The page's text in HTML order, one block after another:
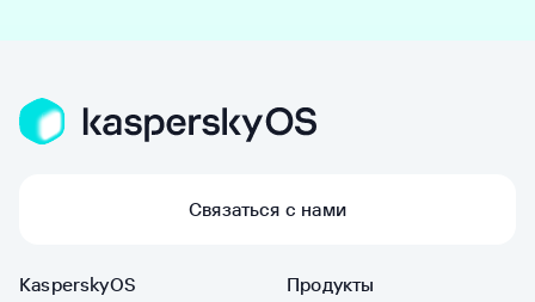
Связаться с нами
KasperskyOS Продукты